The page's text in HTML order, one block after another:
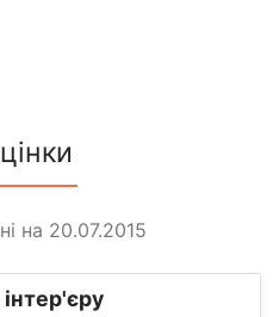
на 20.07.2015